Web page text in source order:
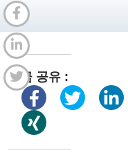
지금 공유 :